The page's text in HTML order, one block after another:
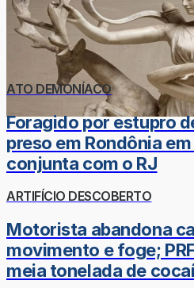
ATO DEMONÍACO
Foragido por estupro
preso em Rondônia
conjunta com o RJ
ARTIFÍCIO DESCOBERTO
Motorista abandona
movimento e foge;
meia tonelada de